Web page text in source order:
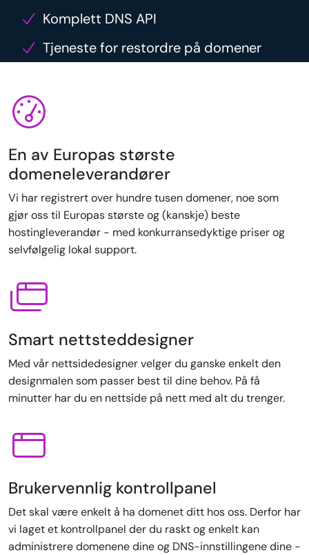
Komplett DNS API
Tjeneste for restordre på domener
En av Europas største
domeneleverandører
Vi har registrert over hundre tusen domener, noe som
gjør oss til Europas største og (kanskje) beste
hostingleverandør - med konkurransedyktige priser og
selvfølgelig lokal support.
Smart nettsteddesigner
Med vår nettsidedesigner velger du ganske enkelt den
designmalen som passer best til dine behov. På få
minutter har du en nettside på nett med alt du trenger.
Brukervennlig kontrollpanel
Det skal være enkelt å ha domenet ditt hos oss. Derfor har
vi laget et kontrollpanel der du raskt og enkelt kan
administrere domenene dine og DNS-innstillingene dine -